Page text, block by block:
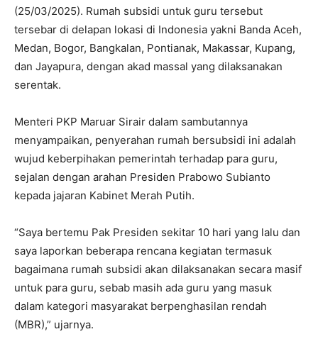
(25/03/2025). Rumah subsidi untuk guru tersebut
tersebar di delapan lokasi di Indonesia yakni Banda Aceh,
Medan, Bogor, Bangkalan, Pontianak, Makassar, Kupang,
dan Jayapura, dengan akad massal yang dilaksanakan
serentak.
Menteri PKP Maruar Sirair dalam sambutannya
menyampaikan, penyerahan rumah bersubsidi ini adalah
wujud keberpihakan pemerintah terhadap para guru,
sejalan dengan arahan Presiden Prabowo Subianto
kepada jajaran Kabinet Merah Putih.
“Saya bertemu Pak Presiden sekitar 10 hari yang lalu dan
saya laporkan beberapa rencana kegiatan termasuk
bagaimana rumah subsidi akan dilaksanakan secara masif
untuk para guru, sebab masih ada guru yang masuk
dalam kategori masyarakat berpenghasilan rendah
(MBR),” ujarnya.